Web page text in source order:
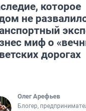
которое
не
миф о
дорогах
Олег Арефьев
Блогер,